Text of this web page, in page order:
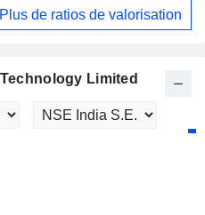
Plus de ratios de valorisation
Limited